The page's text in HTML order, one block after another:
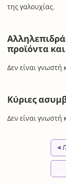
της γαλουχίας.
προϊόντα
Δεν είναι γνωστή
Κύριες
Δεν είναι γνωστή
<